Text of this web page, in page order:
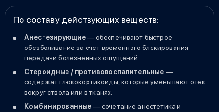
По составу действующих веществ:
Анестезирующие— обеспечивают быстрое
обезболивание за счет временного блокирования
передачи болезненных ощущений.
Стероидные / противовоспалительные —
содержат глюкокортикоиды, которые уменьшают отек
вокруг ствола или в тканях.
Комбинированные — сочетание анестетика и